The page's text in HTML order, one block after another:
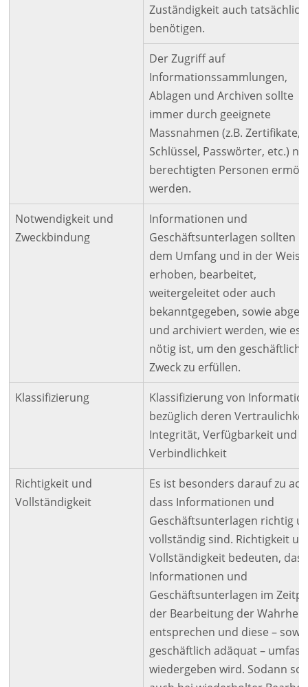
Zuständigkeit auch tatsächlich
benötigen.
Der Zugriff auf
Informationssammlungen,
Ablagen und Archiven sollte
immer durch geeignete
Massnahmen (z.B. Zertifikate,
Schlüssel, Passwörter, etc.)
berechtigten Personen
werden.
Notwendigkeit und
Zweckbindung
Informationen und
Geschäftsunterlagen sollten
dem Umfang und in der Weise
erhoben, bearbeitet,
weitergeleitet oder auch
bekanntgegeben, sowie
und archiviert werden, wie es
nötig ist, um den
Zweck zu erfüllen.
Klassifizierung
Klassifizierung von
bezüglich deren
Integrität, Verfügbarkeit und
Verbindlichkeit
Richtigkeit und
Vollständigkeit
Es ist besonders darauf zu
dass Informationen und
Geschäftsunterlagen richtig
vollständig sind. Richtigkeit
Vollständigkeit bedeuten,
Informationen und
Geschäftsunterlagen im
der Bearbeitung der Wahrheit
entsprechen und diese –
geschäftlich adäquat –
wiedergeben wird. Sodann